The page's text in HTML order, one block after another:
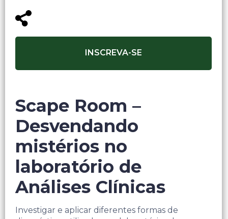
INSCREVA-SE
Scape Room –
Desvendando
mistérios no
laboratório de
Análises Clínicas
Investigar e aplicar diferentes formas de